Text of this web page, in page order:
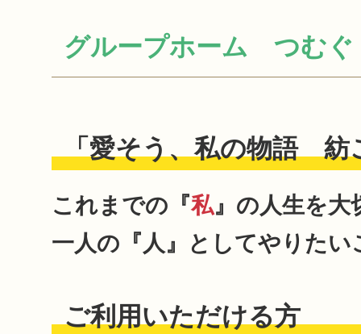
グループホーム つむぐ
「愛そう、私の物語 紡
これまでの『私』の人生を大
一人の『人』としてやりた
ご利用いただける方